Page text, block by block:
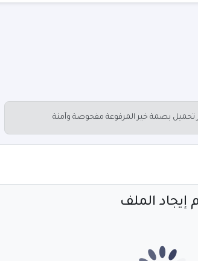
تحميل بصمة خير المرفوعة مفحوصة وآمنة
إيجاد الملف